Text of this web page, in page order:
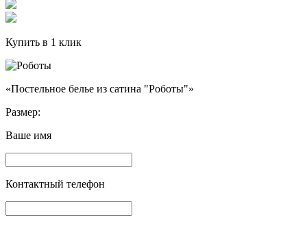
Купить в 1 клик
«Постельное белье из сатина "Роботы"»
Размер:
Ваше имя
Контактный телефон